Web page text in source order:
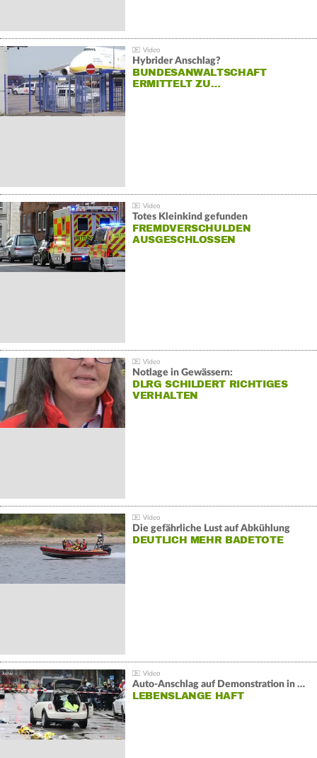
Hybrider Anschlag?
BUNDESANWALTSCHAFT
ERMITTELT ZU…
Totes Kleinkind gefunden
FREMDVERSCHULDEN
AUSGESCHLOSSEN
Notlage in Gewässern:
DLRG SCHILDERT RICHTIGES
VERHALTEN
Die gefährliche Lust auf Abkühlung
DEUTLICH MEHR BADETOTE
Auto-Anschlag auf Demonstration in München:
LEBENSLANGE HAFT